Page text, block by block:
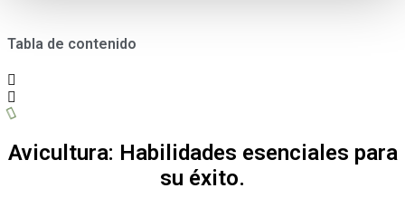
Tabla de contenido
Avicultura: Habilidades esenciales para
su éxito.